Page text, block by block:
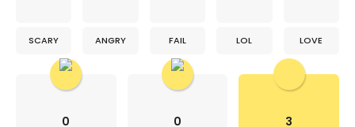
SCARY ANGRY FAIL LOL LOVE
0 0 3